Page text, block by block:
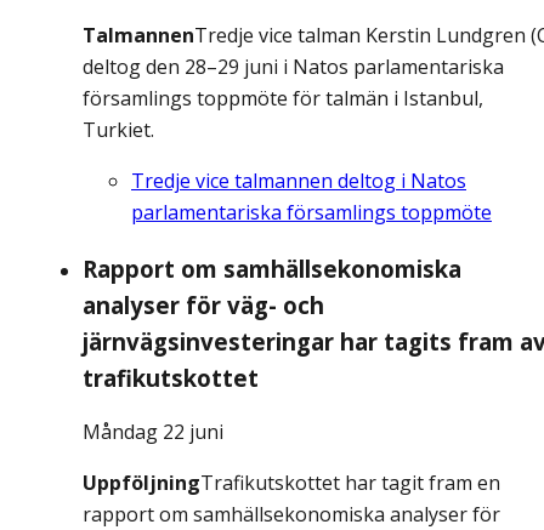
TalmannenTredje vice talman Kerstin Lundgren
deltog den 28–29 juni i Natos parlamentariska
församlings toppmöte för talmän i Istanbul,
Turkiet.
Tredje vice talmannen deltog i Natos
parlamentariska församlings toppmöte
Rapport om samhällsekonomiska
analyser för väg- och
järnvägsinvesteringar har tagits fram
trafikutskottet
Måndag 22 juni
UppföljningTrafikutskottet har tagit fram en
rapport om samhällsekonomiska analyser för